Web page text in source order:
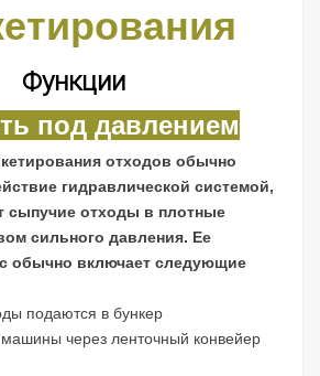
Функции
под давлением
отходов обычно
гидравлической системой,
сыпучие отходы в плотные
сильного давления. Ее
обычно включает следующие
подаются в бункер
через ленточный конвейер